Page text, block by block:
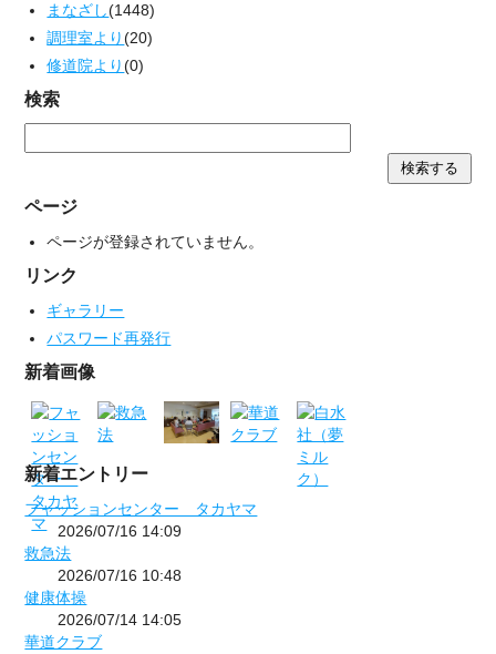
まなざし(1448)
調理室より(20)
修道院より(0)
検索
ページ
ページが登録されていません。
リンク
ギャラリー
パスワード再発行
新着画像
新着エントリー
フャッションセンター タカヤマ
2026/07/16 14:09
救急法
2026/07/16 10:48
健康体操
2026/07/14 14:05
華道クラブ